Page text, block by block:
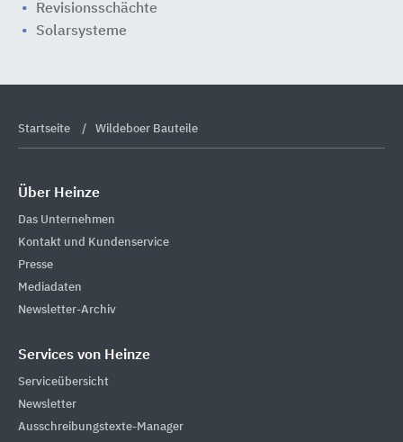
Revisionsschächte
Solarsysteme
Startseite Wildeboer Bauteile
Über Heinze
Das Unternehmen
Kontakt und Kundenservice
Presse
Mediadaten
Newsletter-Archiv
Services von Heinze
Serviceübersicht
Newsletter
Ausschreibungstexte-Manager